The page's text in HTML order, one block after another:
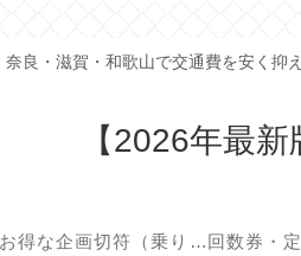
良・滋賀・和歌山で交通費を安く抑
【2026年最
お得な企画切符（乗り放題/割引切符）